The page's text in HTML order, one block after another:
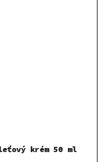
krém 50 ml